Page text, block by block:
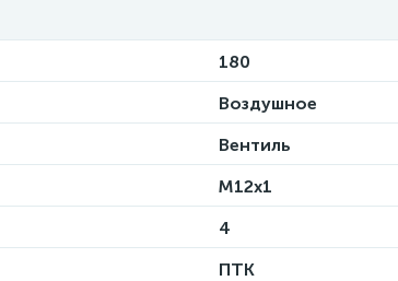
180
Воздушное
Вентиль
М12х1
4
ПТК